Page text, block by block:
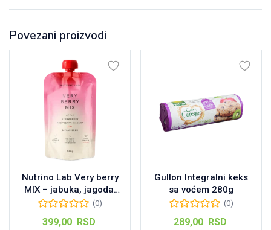
Povezani proizvodi
Nutrino Lab Very berry
MIX – jabuka, jagoda,
malina, banana, ovas i
(0)
399,00 RSD
Gullon Integralni keks
sa voćem 280g
(0)
289,00 RSD